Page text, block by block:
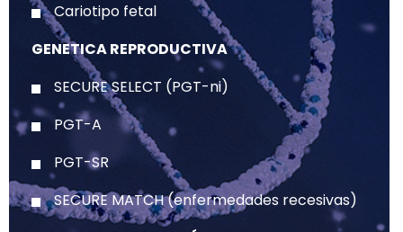
Cariotipo fetal
GENETICA REPRODUCTIVA
SECURE SELECT (PGT-ni)
PGT-A
PGT-SR
SECURE MATCH (enfermedades recesivas)